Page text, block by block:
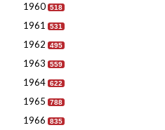
1960 518
1961 531
1962 495
1963 559
1964 622
1965 788
1966 835